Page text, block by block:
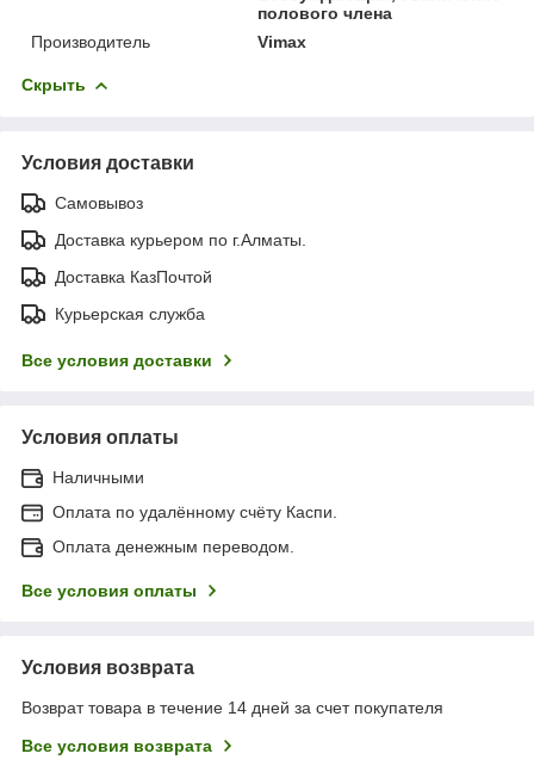
полового члена
Производитель
Vimax
Скрыть
Условия доставки
Самовывоз
Доставка курьером по г.Алматы.
Доставка КазПочтой
Курьерская служба
Все условия доставки
Условия оплаты
Наличными
Оплата по удалённому счёту Каспи.
Оплата денежным переводом.
Все условия оплаты
Условия возврата
Возврат товара в течение 14 дней за счет покупателя
Все условия возврата